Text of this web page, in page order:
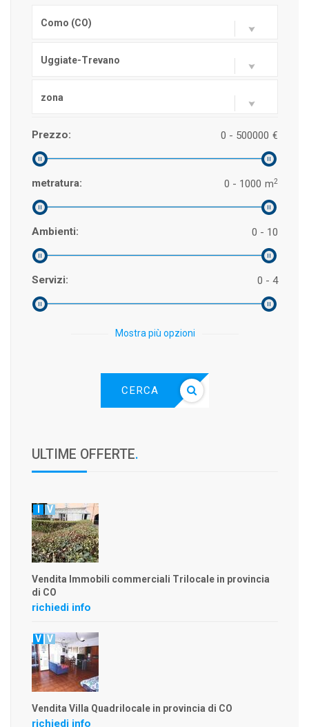
Como (CO)
Uggiate-Trevano
zona
Prezzo: €
0 - 500000
metratura: m2
0 - 1000
Ambienti: 0 - 10
Servizi: 0 - 4
Mostra più opzioni
CERCA
ULTIME OFFERTE.
V
Vendita Immobili commerciali Trilocale in provincia
di CO
richiedi info
V V
Vendita Villa Quadrilocale in provincia di CO
richiedi info